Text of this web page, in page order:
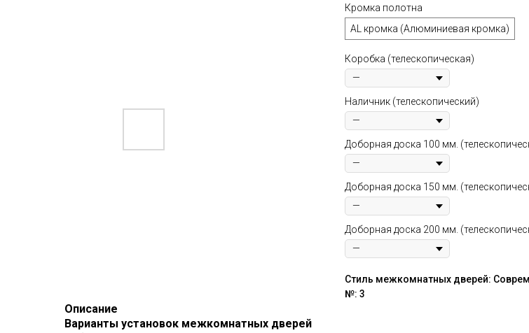
Кромка полотна
AL кромка (Алюминиевая кромка)
Коробка (телескопическая)
Наличник (телескопический)
Доборная доска 100 мм.
Доборная доска 150 мм.
Доборная доска 200 мм.
Стиль межкомнатных дверей:
№: 3
Описание
Варианты установок межкомнатных дверей